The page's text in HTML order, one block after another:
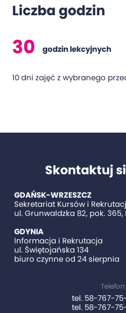
Liczba godzin
30 godzin lekcyjnych
10 dni zajęć z wybranego
Skontaktuj
GDAŃSK-WRZESZCZ
Sekretariat Kursów i
ul. Grunwaldzka 82, pok.
GDYNIA
Informacja i Rekrutacja
ul. Świętojańska 134
biuro czynne od 24 sierpnia
Telefon:
tel. 58-767-
tel. 58-767-